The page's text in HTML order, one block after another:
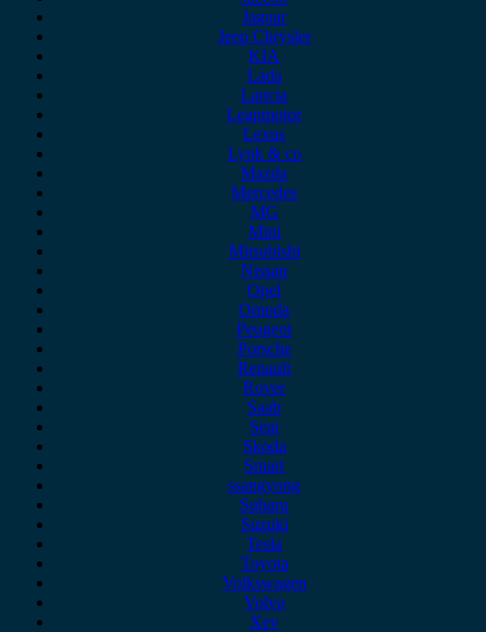
Jaguar
Jeep Chrysler
KIA
Lada
Lancia
Leapmotor
Lexus
Lynk & co
Mazda
Mercedes
MG
Mini
Mitsubishi
Nissan
Opel
Omoda
Peugeot
Porsche
Renault
Rover
Saab
Seat
Skoda
Smart
ssangyong
Subaru
Suzuki
Tesla
Toyota
Volkswagen
Volvo
Xev